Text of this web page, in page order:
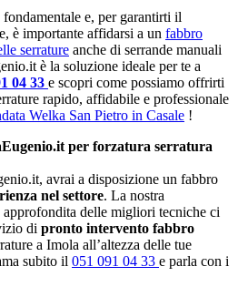
e, per garantirti il
è importante affidarsi a un fabbro
serrature anche di serrande manuali
è la soluzione ideale per te a
04 33 e scopri come possiamo offrirti
rapido, affidabile e professionale
Welka San Pietro in Casale !
per forzatura serratura
avrai a disposizione un fabbro
nel settore. La nostra
approfondita delle migliori tecniche ci
di pronto intervento fabbro
a Imola all’altezza delle tue
subito il 051 091 04 33 e parla con i